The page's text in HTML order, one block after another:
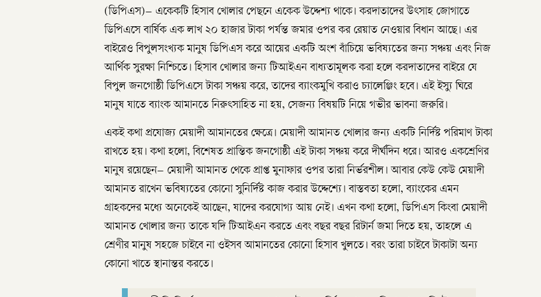
(ডিপিএস)– একেকটি হিসাব খোলার পেছনে একেক উদ্দেশ্য থাকে। করদাতাদের উৎসাহ জোগাতে
ডিপিএসে বার্ষিক এক লাখ ২০ হাজার টাকা পর্যন্ত জমার ওপর কর রেয়াত নেওয়ার বিধান আছে। এর
বাইরেও বিপুলসংখ্যক মানুষ ডিপিএস করে আয়ের একটি অংশ বাঁচিয়ে ভবিষ্যতের জন্য সঞ্চয় এবং নিজ
আর্থিক সুরক্ষা নিশ্চিতে। হিসাব খোলার জন্য টিআইএন বাধ্যতামূলক করা হলে করদাতাদের বাইরে যে
বিপুল জনগোষ্ঠী ডিপিএসে টাকা সঞ্চয় করে, তাদের ব্যাংকমুখি করাও চ্যালেঞ্জিং হবে। এই ইস্যু ঘিরে
মানুষ যাতে ব্যাংক আমানতে নিরুৎসাহিত না হয়, সেজন্য বিষয়টি নিয়ে গভীর ভাবনা জরুরি।
একই কথা প্রযোজ্য মেয়াদী আমানতের ক্ষেত্রে। মেয়াদী আমানত খোলার জন্য একটি নির্দিষ্ট পরিমাণ টাকা
রাখতে হয়। কথা হলো, বিশেষত প্রান্তিক জনগোষ্ঠী এই টাকা সঞ্চয় করে দীর্ঘদিন ধরে। আরও একশ্রেণির
মানুষ রয়েছেন– মেয়াদী আমানত থেকে প্রাপ্ত মুনাফার ওপর তারা নির্ভরশীল। আবার কেউ কেউ মেয়াদী
আমানত রাখেন ভবিষ্যতের কোনো সুনির্দিষ্ট কাজ করার উদ্দেশ্যে। বাস্তবতা হলো, ব্যাংকের এমন
গ্রাহকদের মধ্যে অনেকেই আছেন, যাদের করযোগ্য আয় নেই। এখন কথা হলো, ডিপিএস কিংবা মেয়াদী
আমানত খোলার জন্য তাকে যদি টিআইএন করতে এবং বছর বছর রিটার্ন জমা দিতে হয়, তাহলে এ
শ্রেণীর মানুষ সহজে চাইবে না ওইসব আমানতের কোনো হিসাব খুলতে। বরং তারা চাইবে টাকাটা অন্য
কোনো খাতে স্থানান্তর করতে।